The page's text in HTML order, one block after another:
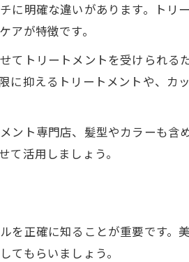
合う美容院探しのコツ
門店との違いを比較しよう
時短ヘアのヒント
メントで叶う時短ヘアの実現法
短スタイリングに与える効果
メントで時短美髪を目指す
に明確な違いがあります。ト
が特徴です。
トリートメントを受けられ
抑えるトリートメントや、カ
ント専門店、髪型やカラーも
活用しましょう。
正確に知ることが重要です。
もらいましょう。
予約はこちら